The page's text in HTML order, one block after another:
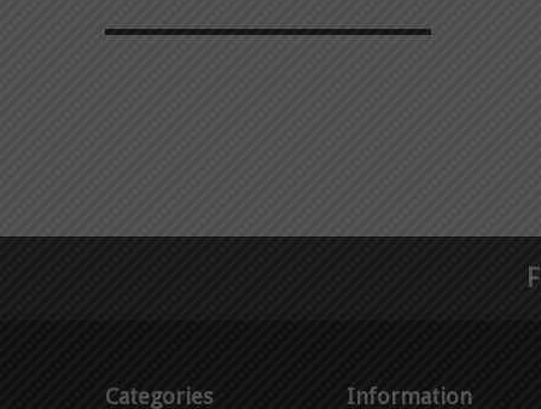
Categories Information